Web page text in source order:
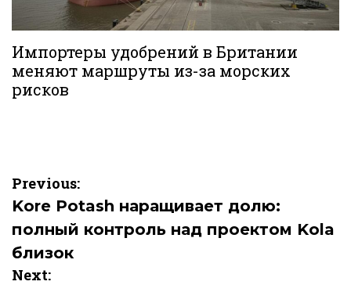
Импортеры удобрений в Британии
меняют маршруты из-за морских
рисков
Навигация
по
записям
Previous:
Kore Potash наращивает долю:
полный контроль над проектом Kola
близок
Next: